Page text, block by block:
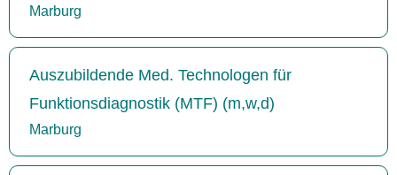
Marburg
Auszubildende Med. Technologen für
Funktionsdiagnostik (MTF) (m,w,d)
Marburg